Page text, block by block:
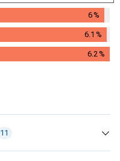
6%
6.1 %
6.2 %
11